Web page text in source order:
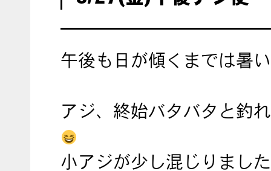
午後も日が傾くまでは暑
アジ、終始バタバタと釣
小アジが少し混じりまし